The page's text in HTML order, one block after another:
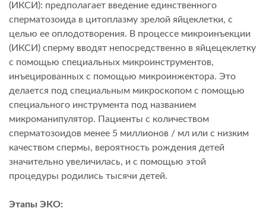
(ИКСИ): предполагает введение единственного
сперматозоида в цитоплазму зрелой яйцеклетки, с
целью ее оплодотворения. В процессе микроинъекции
(ИКСИ) сперму вводят непосредственно в яйцецеклетку
с помощью специальных микроинструментов,
инъецированных с помощью микроинжектора. Это
делается под специальным микроскопом с помощью
специального инструмента под названием
микроманипулятор. Пациенты с количеством
сперматозоидов менее 5 миллионов / мл или с низким
качеством спермы, вероятность рождения детей
значительно увеличилась, и с помощью этой
процедуры родились тысячи детей.
Этапы ЭКО: